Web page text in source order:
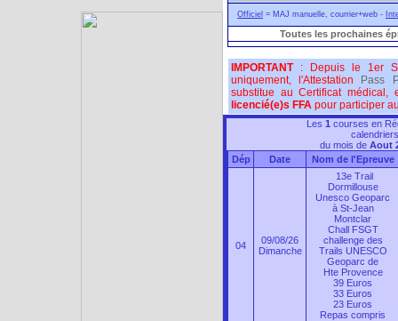
Officiel = MAJ manuelle, courrier+web -
Toutes les prochaines
IMPORTANT: Depuis le 1er
uniquement, l'Attestation
Pass
substitue au Certificat
licencié(e)s FFA pour participer
Les 1 courses en
du mois de Aout
Dép
Date Nom de l'Epreuve
04
09/08/26
Dimanche
13e Trail
Dormillouse
Unesco Geoparc
à St-Jean
Montclar
Chall FSGT
challenge des
Trails UNESCO
Geoparc de
Hte Provence
39 Euros
33 Euros
23 Euros
Repas compris